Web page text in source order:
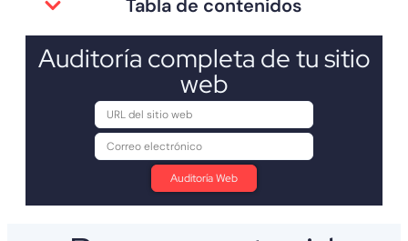
Tabla de contenidos
Auditoría completa de tu sitio
web